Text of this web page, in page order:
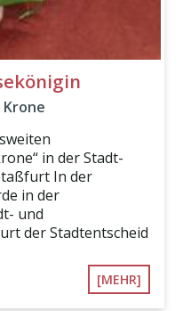
in der Stadt-
In der
in der
und
der Stadtentscheid
[MEHR]